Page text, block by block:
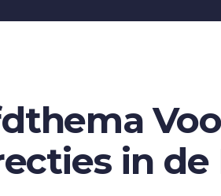
in